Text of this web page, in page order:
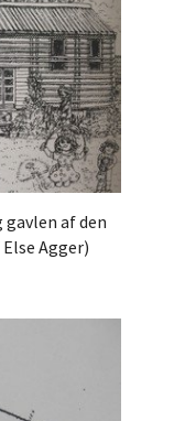
gavlen af den
Agger)